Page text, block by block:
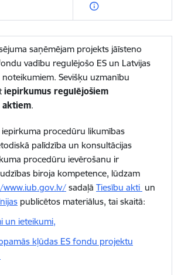
saņēmējam projekts jāīsteno
vadību regulējošo ES un Latvijas
Sevišķu uzmanību
iepirkumus regulējošiem
aktiem.
iepirkuma procedūru likumības
palīdzība un konsultācijas
procedūru ievērošanu ir
biroja kompetence, lūdzam
sadaļā Tiesību akti un
publicētos materiālus, tai skaitā:
un ieteikumi,
kļūdas ES fondu projektu